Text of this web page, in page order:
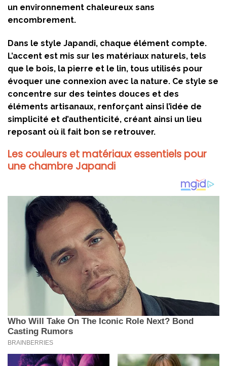
un environnement chaleureux sans
encombrement.
Dans le style Japandi, chaque élément compte.
L’accent est mis sur les matériaux naturels, tels
que le bois, la pierre et le lin, tous utilisés pour
évoquer une connexion avec la nature. Ce style se
concentre sur des teintes douces et des
éléments artisanaux, renforçant ainsi l’idée de
simplicité et d’authenticité, créant ainsi un lieu
reposant où il fait bon se retrouver.
Les couleurs et matériaux essentiels pour
une chambre Japandi